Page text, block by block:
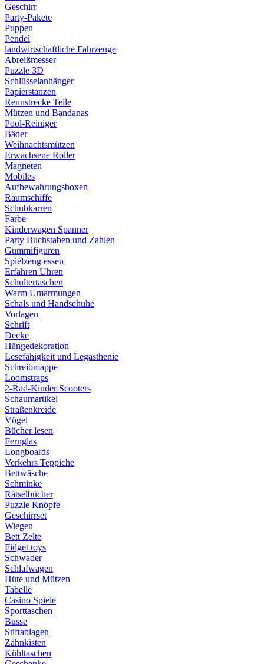
Geschirr
Party-Pakete
Puppen
Pendel
landwirtschaftliche Fahrzeuge
Abreißmesser
Puzzle 3D
Schlüsselanhänger
Papierstanzen
Rennstrecke Teile
Mützen und Bandanas
Pool-Reiniger
Bäder
Weihnachtsmützen
Erwachsene Roller
Magneten
Mobiles
Aufbewahrungsboxen
Raumschiffe
Schubkarren
Farbe
Kinderwagen Spanner
Party Buchstaben und Zahlen
Gummifiguren
Spielzeug essen
Erfahren Uhren
Schultertaschen
Warm Umarmungen
Schals und Handschuhe
Vorlagen
Schrift
Decke
Hängedekoration
Lesefähigkeit und Legasthenie
Schreibmappe
Loomstraps
2-Rad-Kinder Scooters
Schaumartikel
Straßenkreide
Vögel
Bücher lesen
Fernglas
Longboards
Verkehrs Teppiche
Bettwäsche
Schminke
Rätselbücher
Puzzle Knöpfe
Geschirrset
Wiegen
Bett Zelte
Fidget toys
Schwader
Schlafwagen
Hüte und Mützen
Tabelle
Casino Spiele
Sporttaschen
Busse
Stiftablagen
Zahnkisten
Kühltaschen